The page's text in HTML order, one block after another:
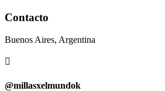
Contacto
Buenos Aires, Argentina

@millasxelmundok